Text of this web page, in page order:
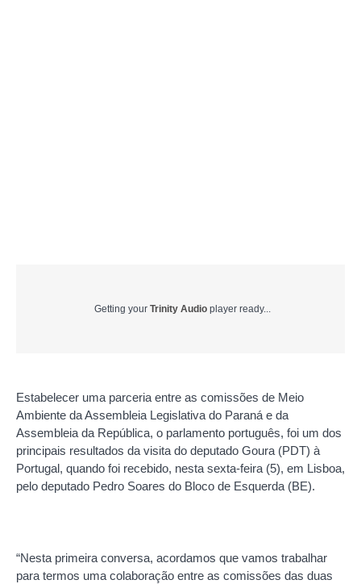
Getting your Trinity Audio player ready...
Estabelecer uma parceria entre as comissões de Meio
Ambiente da Assembleia Legislativa do Paraná e da
Assembleia da República, o parlamento português, foi um dos
principais resultados da visita do deputado Goura (PDT) à
Portugal, quando foi recebido, nesta sexta-feira (5), em Lisboa,
pelo deputado Pedro Soares do Bloco de Esquerda (BE).
“Nesta primeira conversa, acordamos que vamos trabalhar
para termos uma colaboração entre as comissões das duas